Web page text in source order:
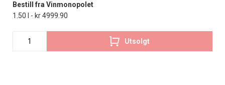
Bestill fra Vinmonopolet
1.50 l - kr 4999.90
Utsolgt